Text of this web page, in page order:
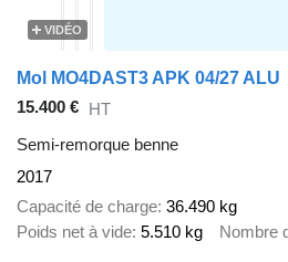
VIDÉO
Mol MO4DAST3 APK 04/27 ALU
15.400 € HT
Semi-remorque benne
2017
Capacité de charge 36.490 kg
Poids net à vide 5.510 kg Nombre